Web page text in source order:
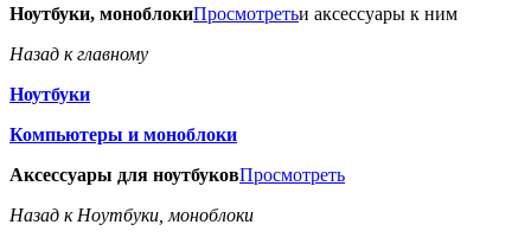
Ноутбуки, моноблокиПросмотретьи аксессуары к ним
Назад к главному
Ноутбуки
Компьютеры и моноблоки
Аксессуары для ноутбуковПросмотреть
Назад к Ноутбуки, моноблоки